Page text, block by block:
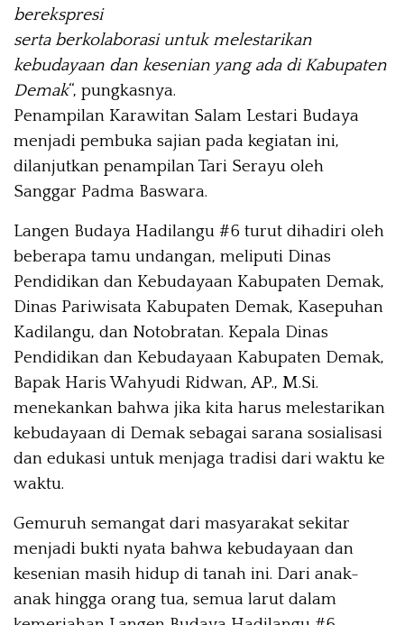
berekspresi
serta berkolaborasi untuk melestarikan
kebudayaan dan kesenian yang ada di Kabupaten
Demak“, pungkasnya.
Penampilan Karawitan Salam Lestari Budaya
menjadi pembuka sajian pada kegiatan ini,
dilanjutkan penampilan Tari Serayu oleh
Sanggar Padma Baswara.
Langen Budaya Hadilangu #6 turut dihadiri oleh
beberapa tamu undangan, meliputi Dinas
Pendidikan dan Kebudayaan Kabupaten Demak,
Dinas Pariwisata Kabupaten Demak, Kasepuhan
Kadilangu, dan Notobratan. Kepala Dinas
Pendidikan dan Kebudayaan Kabupaten Demak,
Bapak Haris Wahyudi Ridwan, AP., M.Si.
menekankan bahwa jika kita harus melestarikan
kebudayaan di Demak sebagai sarana sosialisasi
dan edukasi untuk menjaga tradisi dari waktu ke
waktu.
Gemuruh semangat dari masyarakat sekitar
menjadi bukti nyata bahwa kebudayaan dan
kesenian masih hidup di tanah ini. Dari anak-
anak hingga orang tua, semua larut dalam